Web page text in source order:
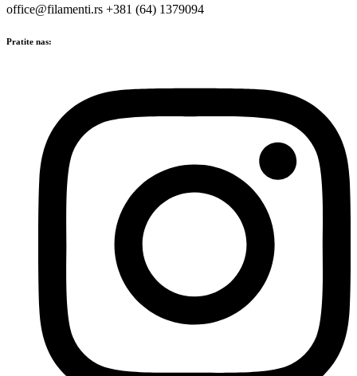
office@filamenti.rs +381 (64) 1379094
Pratite nas: